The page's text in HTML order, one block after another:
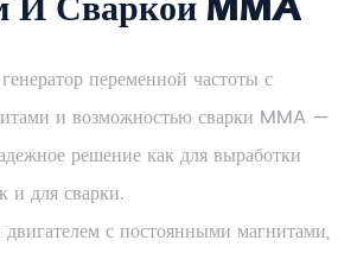
И Сваркой MMA
переменной частоты с
и возможностью сварки MMA —
решение как для выработки
и для сварки.
двигателем с постоянными магнитами,